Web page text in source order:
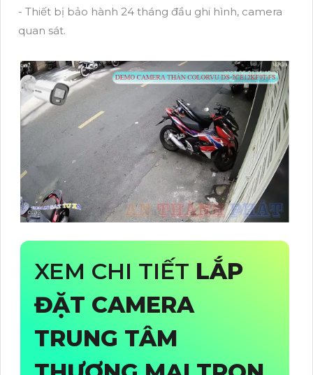
- Thiết bị bảo hành 24 tháng đầu ghi hình, camera
quan sát.
XEM CHI TIẾT LẮP
ĐẶT CAMERA
TRUNG TÂM